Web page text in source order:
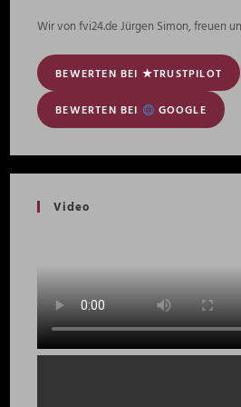
Wir von fvi24.de Jürgen Simon, freuen
BEWERTEN BEI ★TRUSTPILOT
BEWERTEN BEI GOOGLE
Video